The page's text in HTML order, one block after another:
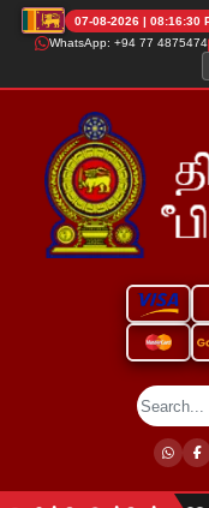
07-08-2026 | 08:16:31
WhatsApp: +94 77 4875474